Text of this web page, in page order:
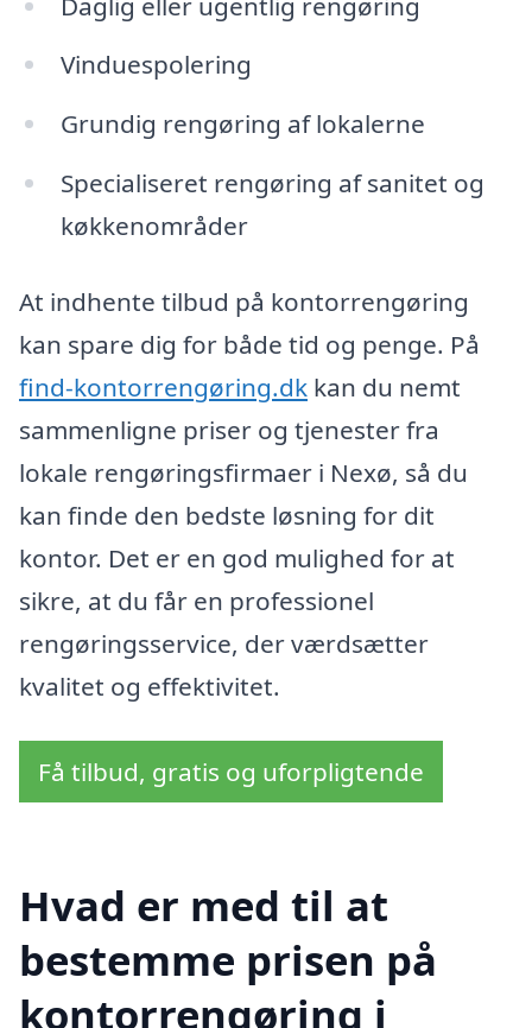
Vinduespolering
Grundig rengøring af lokalerne
Specialiseret rengøring af sanitet og
køkkenområder
At indhente tilbud på kontorrengøring
kan spare dig for både tid og penge. På
find-kontorrengøring.dk kan du nemt
sammenligne priser og tjenester fra
lokale rengøringsfirmaer i Nexø, så du
kan finde den bedste løsning for dit
kontor. Det er en god mulighed for at
sikre, at du får en professionel
rengøringsservice, der værdsætter
kvalitet og effektivitet.
Få tilbud, gratis og uforpligtende
Hvad er med til at
bestemme prisen på
kontorrengøring i